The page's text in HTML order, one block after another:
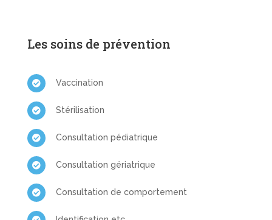
Les soins de prévention
 Vaccination
 Stérilisation
 Consultation pédiatrique
 Consultation gériatrique
 Consultation de comportement